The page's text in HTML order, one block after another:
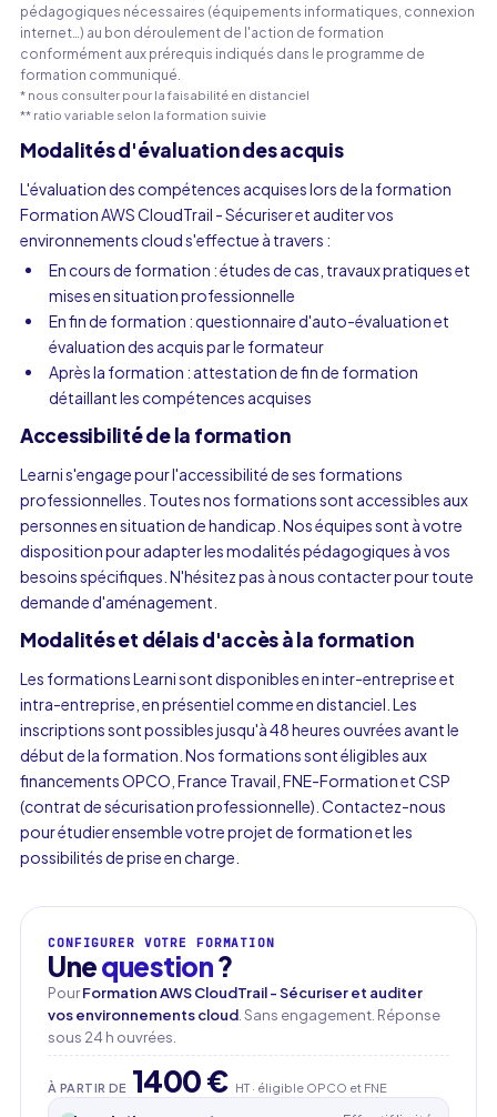
pédagogiques nécessaires (équipements informatiques, connexion
internet…) au bon déroulement de l'action de formation
conformément aux prérequis indiqués dans le programme de
formation communiqué.
* nous consulter pour la faisabilité en distanciel
** ratio variable selon la formation suivie
Modalités d'évaluation des acquis
L'évaluation des compétences acquises lors de la formation
Formation AWS CloudTrail - Sécuriser et auditer vos
environnements cloud s'effectue à travers :
En cours de formation : études de cas, travaux pratiques et
mises en situation professionnelle
En fin de formation : questionnaire d'auto-évaluation et
évaluation des acquis par le formateur
Après la formation : attestation de fin de formation
détaillant les compétences acquises
Accessibilité de la formation
Learni s'engage pour l'accessibilité de ses formations
professionnelles. Toutes nos formations sont accessibles aux
personnes en situation de handicap. Nos équipes sont à votre
disposition pour adapter les modalités pédagogiques à vos
besoins spécifiques. N'hésitez pas à nous contacter pour toute
demande d'aménagement.
Modalités et délais d'accès à la formation
Les formations Learni sont disponibles en inter-entreprise et
intra-entreprise, en présentiel comme en distanciel. Les
inscriptions sont possibles jusqu'à 48 heures ouvrées avant le
début de la formation. Nos formations sont éligibles aux
financements OPCO, France Travail, FNE-Formation et CSP
(contrat de sécurisation professionnelle). Contactez-nous
pour étudier ensemble votre projet de formation et les
possibilités de prise en charge.
CONFIGURER VOTRE FORMATION
Unequestion?
PourFormation AWS CloudTrail - Sécuriser et auditer
vos environnements cloud . Sans engagement. Réponse
sous 24 h ouvrées.
À PARTIR DE 1400 € HT · éligible OPCO et FNE